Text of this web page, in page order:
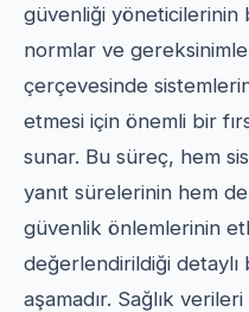
güvenliği yöneticilerinin
normlar ve
çerçevesinde
etmesi için önemli bir
sunar. Bu süreç, hem
yanıt sürelerinin hem de
güvenlik önlemlerinin
değerlendirildiği detaylı
aşamadır. Sağlık verileri